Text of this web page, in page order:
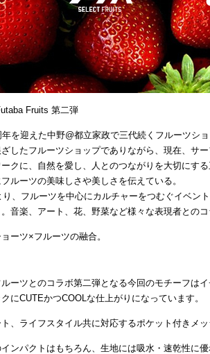
Fruits 第二弾
を迎えた中野@都立家政で三代続くフルーツショ
したフルーツショップでありながら、現在、サ
クに、自然を愛し、人とのつながりを大切にする
ルーツの美味しさや美しさを伝えている。
り、フルーツを中心にカルチャーをつむぐイベン
音楽、アート、花、野菜など様々な表現者とのコ
ーツ×フルーツの融合。
ーツとのコラボ第二弾となる今回のモチーフはイ
にCUTEかつCOOLな仕上がりになっています。
、ライフスタイル共に対応するポケット付きメッ
インパクトはもちろん、生地には吸水・速乾性に